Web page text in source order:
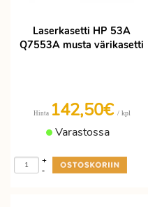
Laserkasetti HP 53A
Q7553A musta värikasetti
Hinta 142,50€ / kpl
Varastossa
-
+